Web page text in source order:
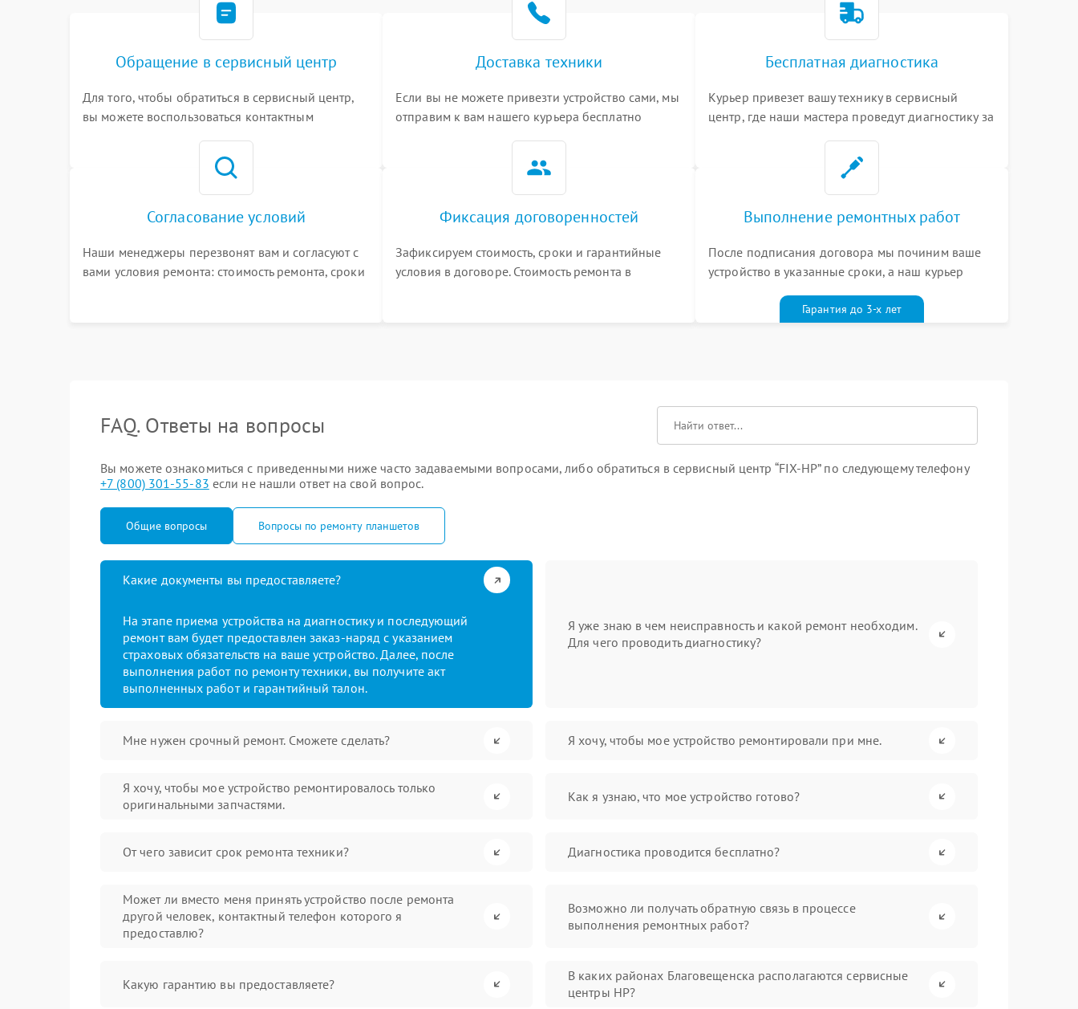
Обращение в сервисный центр
Для того, чтобы обратиться в сервисный центр,
вы можете воспользоваться контактным
номер телефона на сайте
Доставка техники
Если вы не можете привезти устройство сами, мы
отправим к вам нашего курьера бесплатно
Бесплатная диагностика
Курьер привезет вашу технику в сервисный
центр, где наши мастера проведут диагностику за
Согласование условий
Наши менеджеры перезвонят вам и согласуют с
вами условия ремонта: стоимость ремонта, сроки
Фиксация договоренностей
Зафиксируем стоимость, сроки и гарантийные
условия в договоре. Стоимость ремонта в
Выполнение ремонтных работ
После подписания договора мы починим ваше
устройство в указанные сроки, а наш курьер
талоном бесплатноГарантия до 3-х лет
FAQ. Ответы на вопросы
Вы можете ознакомиться с приведенными ниже часто задаваемыми вопросами, либо обратиться в сервисный центр “FIX-HP” по следующему телефону
+7 (800) 301-55-83 если не нашли ответ на свой вопрос.
Общие вопросы Вопросы по ремонту планшетов
Какие документы вы предоставляете?
На этапе приема устройства на диагностику и последующий
ремонт вам будет предоставлен заказ-наряд с указанием
страховых обязательств на ваше устройство. Далее, после
выполнения работ по ремонту техники, вы получите акт
выполненных работ и гарантийный талон.
Я уже знаю в чем неисправность и какой ремонт необходим.
Для чего проводить диагностику?
Мне нужен срочный ремонт. Сможете сделать? Я хочу, чтобы мое устройство ремонтировали при мне.
Я хочу, чтобы мое устройство ремонтировалось только
оригинальными запчастями.
Как я узнаю, что мое устройство готово?
От чего зависит срок ремонта техники? Диагностика проводится бесплатно?
Может ли вместо меня принять устройство после ремонта
другой человек, контактный телефон которого я
предоставлю?
Возможно ли получать обратную связь в процессе
выполнения ремонтных работ?
Какую гарантию вы предоставляете?
В каких районах Благовещенска располагаются сервисные
центры HP?